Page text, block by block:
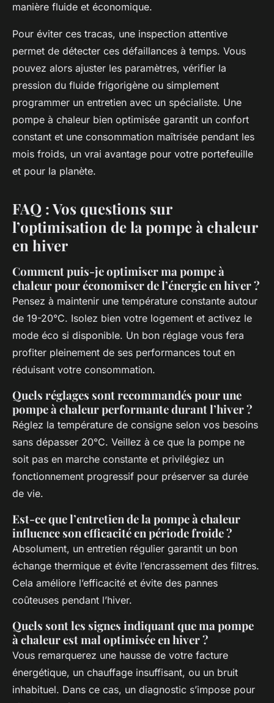
manière fluide et économique.
Pour éviter ces tracas, une inspection attentive
permet de détecter ces défaillances à temps. Vous
pouvez alors ajuster les paramètres, vérifier la
pression du fluide frigorigène ou simplement
programmer un entretien avec un spécialiste. Une
pompe à chaleur bien optimisée garantit un confort
constant et une consommation maîtrisée pendant les
mois froids, un vrai avantage pour votre portefeuille
et pour la planète.
FAQ : Vos questions sur
l’optimisation de la pompe à chaleur
en hiver
Comment puis-je optimiser ma pompe à
chaleur pour économiser de l’énergie en hiver ?
Pensez à maintenir une température constante autour
de 19-20°C. Isolez bien votre logement et activez le
mode éco si disponible. Un bon réglage vous fera
profiter pleinement de ses performances tout en
réduisant votre consommation.
Quels réglages sont recommandés pour une
pompe à chaleur performante durant l’hiver ?
Réglez la température de consigne selon vos besoins
sans dépasser 20°C. Veillez à ce que la pompe ne
soit pas en marche constante et privilégiez un
fonctionnement progressif pour préserver sa durée
de vie.
Est-ce que l’entretien de la pompe à chaleur
influence son efficacité en période froide ?
Absolument, un entretien régulier garantit un bon
échange thermique et évite l’encrassement des filtres.
Cela améliore l’efficacité et évite des pannes
coûteuses pendant l’hiver.
Quels sont les signes indiquant que ma pompe
à chaleur est mal optimisée en hiver ?
Vous remarquerez une hausse de votre facture
énergétique, un chauffage insuffisant, ou un bruit
inhabituel. Dans ce cas, un diagnostic s’impose pour